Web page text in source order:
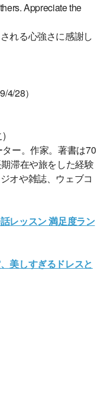
Appreciate the
れる心強さに感謝し
28）
ー。作家。著書は70
滞在や旅をした経験
オや雑誌、ウェブコ
レッスン 満足度ラン
美しすぎるドレスと